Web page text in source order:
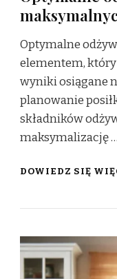
Optymalne
elementem, który
wyniki osiągane
planowanie
składników
maksymalizację …
DOWIEDZ SIĘ